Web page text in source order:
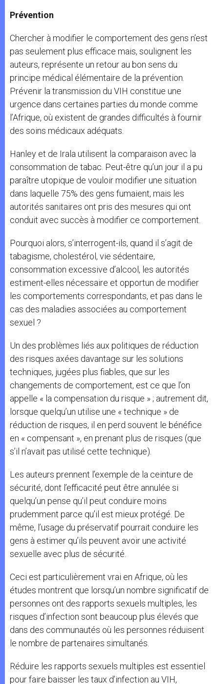
Prévention
Chercher à modifier le comportement des gens n’est
pas seulement plus efficace mais, soulignent les
auteurs, représente un retour au bon sens du
principe médical élémentaire de la prévention.
Prévenir la transmission du VIH constitue une
urgence dans certaines parties du monde comme
l’Afrique, où existent de grandes difficultés à fournir
des soins médicaux adéquats.
Hanley et de Irala utilisent la comparaison avec la
consommation de tabac. Peut-être qu’un jour il a pu
paraître utopique de vouloir modifier une situation
dans laquelle 75% des gens fumaient, mais les
autorités sanitaires ont pris des mesures qui ont
conduit avec succès à modifier ce comportement.
Pourquoi alors, s’interrogent-ils, quand il s’agit de
tabagisme, cholestérol, vie sédentaire,
consommation excessive d’alcool, les autorités
estiment-elles nécessaire et opportun de modifier
les comportements correspondants, et pas dans le
cas des maladies associées au comportement
sexuel ?
Un des problèmes liés aux politiques de réduction
des risques axées davantage sur les solutions
techniques, jugées plus fiables, que sur les
changements de comportement, est ce que l’on
appelle « la compensation du risque » ; autrement dit,
lorsque quelqu’un utilise une « technique » de
réduction de risques, il en perd souvent le bénéfice
en « compensant », en prenant plus de risques (que
s’il n’avait pas utilisé cette technique).
Les auteurs prennent l’exemple de la ceinture de
sécurité, dont l’efficacité peut être annulée si
quelqu’un pense qu’il peut conduire moins
prudemment parce qu’il est mieux protégé. De
même, l’usage du préservatif pourrait conduire les
gens à estimer qu’ils peuvent avoir une activité
sexuelle avec plus de sécurité.
Ceci est particulièrement vrai en Afrique, où les
études montrent que lorsqu’un nombre significatif de
personnes ont des rapports sexuels multiples, les
risques d’infection sont beaucoup plus élevés que
dans des communautés où les personnes réduisent
le nombre de partenaires simultanés.
Réduire les rapports sexuels multiples est essentiel
pour faire baisser les taux d’infection au VIH,